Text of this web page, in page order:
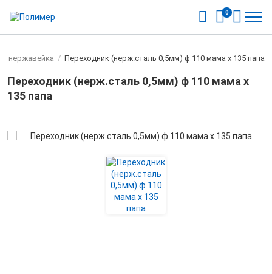
0
нержавейка / Переходник (нерж.сталь 0,5мм) ф 110 мама х 135 папа
Переходник (нерж.сталь 0,5мм) ф 110 мама х
135 папа